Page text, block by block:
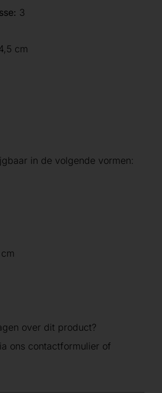
3
cm
in de volgende vormen:
over dit product?
ons contactformulier of